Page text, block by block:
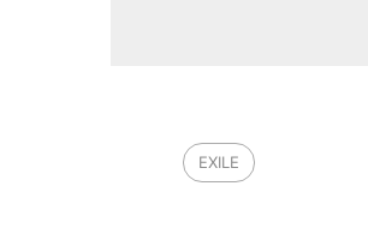
EXILE